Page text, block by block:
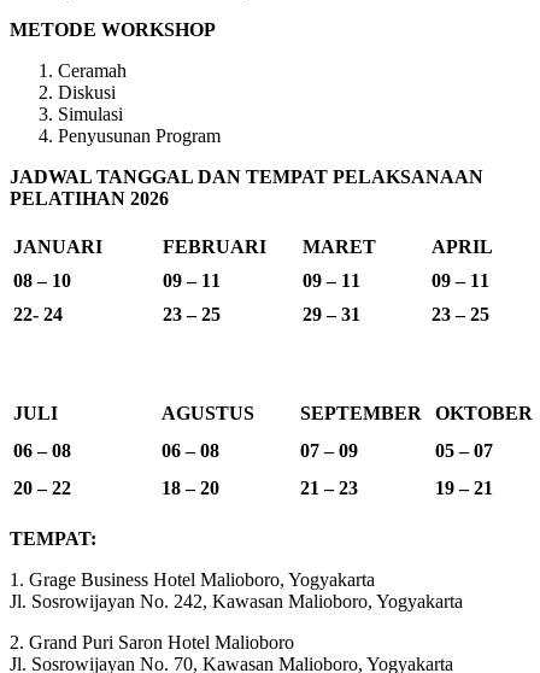
METODE WORKSHOP
Ceramah
Diskusi
Simulasi
Penyusunan Program
JADWAL TANGGAL DAN TEMPAT PELAKSANAAN
PELATIHAN 2026
JANUARI FEBRUARI MARET
APRIL
08 – 10
09 – 11 09 – 11
09 – 11
22- 24
23 – 25 29 – 31 23 – 25
JULI AGUSTUS SEPTEMBER
OKTOBER
06 – 08
06 – 08 07 – 09
05 – 07
20 – 22
18 – 20 21 – 23 19 – 21
TEMPAT:
1. Grage Business Hotel Malioboro, Yogyakarta
Jl. Sosrowijayan No. 242, Kawasan Malioboro, Yogyakarta
2. Grand Puri Saron Hotel Malioboro
Jl. Sosrowijayan No. 70, Kawasan Malioboro, Yogyakarta